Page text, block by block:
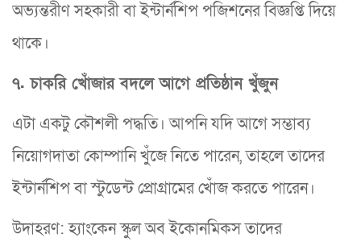
অভ্যন্তরীণ সহকারী বা ইন্টার্নশিপ পজিশনের বিজ্ঞপ্তি দিয়ে
থাকে।
৭. চাকরি খোঁজার বদলে আগে প্রতিষ্ঠান খুঁজুন
এটা একটু কৌশলী পদ্ধতি। আপনি যদি আগে সম্ভাব্য
নিয়োগদাতা কোম্পানি খুঁজে নিতে পারেন, তাহলে তাদের
ইন্টার্নশিপ বা স্টুডেন্ট প্রোগ্রামের খোঁজ করতে পারেন।
উদাহরণ: হ্যাংকেন স্কুল অব ইকোনমিকস তাদের